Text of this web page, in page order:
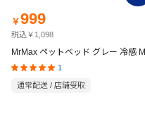
￥999
税込￥1,098
MrMax ペットベッド グレー 冷感 M
1
通常配送 / 店舗受取